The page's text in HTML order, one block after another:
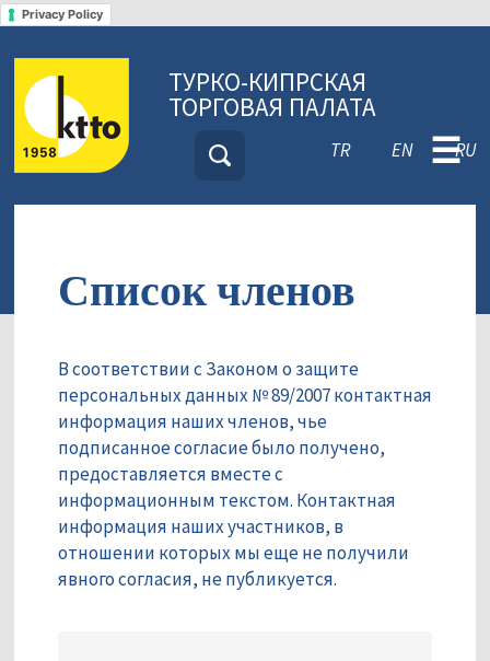
Privacy Policy
ТУРКО-КИПРСКАЯ
ТОРГОВАЯ ПАЛАТА
TR EN RU
☰
Список членов
В соответствии с Законом о защите
персональных данных № 89/2007 контактная
информация наших членов, чье
подписанное согласие было получено,
предоставляется вместе с
информационным текстом. Контактная
информация наших участников, в
отношении которых мы еще не получили
явного согласия, не публикуется.